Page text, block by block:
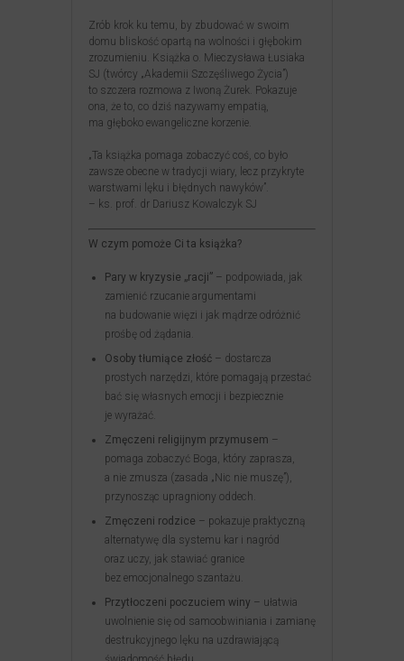
Zrób krok ku temu, by zbudować w swoim
domu bliskość opartą na wolności i głębokim
zrozumieniu. Książka o. Mieczysława Łusiaka
SJ (twórcy „Akademii Szczęśliwego Życia”)
to szczera rozmowa z Iwoną Żurek. Pokazuje
ona, że to, co dziś nazywamy empatią,
ma głęboko ewangeliczne korzenie.
„Ta książka pomaga zobaczyć coś, co było
zawsze obecne w tradycji wiary, lecz przykryte
warstwami lęku i błędnych nawyków”.
– ks. prof. dr Dariusz Kowalczyk SJ
W czym pomoże Ci ta książka?
Pary w kryzysie „racji” – podpowiada, jak
zamienić rzucanie argumentami
na budowanie więzi i jak mądrze odróżnić
prośbę od żądania.
Osoby tłumiące złość – dostarcza
prostych narzędzi, które pomagają przestać
bać się własnych emocji i bezpiecznie
je wyrażać.
Zmęczeni religijnym przymusem –
pomaga zobaczyć Boga, który zaprasza,
a nie zmusza (zasada „Nic nie muszę”),
przynosząc upragniony oddech.
Zmęczeni rodzice – pokazuje praktyczną
alternatywę dla systemu kar i nagród
oraz uczy, jak stawiać granice
bez emocjonalnego szantażu.
Przytłoczeni poczuciem winy – ułatwia
uwolnienie się od samoobwiniania i zamianę
destrukcyjnego lęku na uzdrawiającą